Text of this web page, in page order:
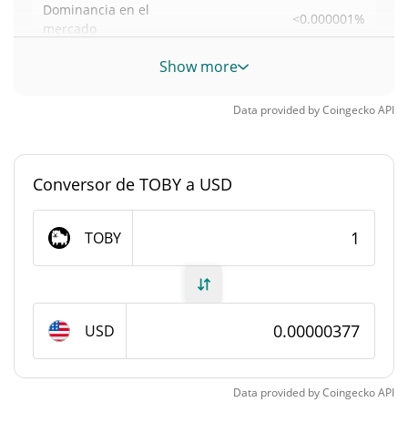
Dominancia en el
mercado
<0.000001%
Rango en el mercado
Suministro total 996.505.513,417 TOBY
Capitalización de mercado de Troll Dog
$3752,97
Show more
Data provided byCoingeckoAPI
Conversor de TOBY a USD
TOBY
USD
Data provided byCoingeckoAPI